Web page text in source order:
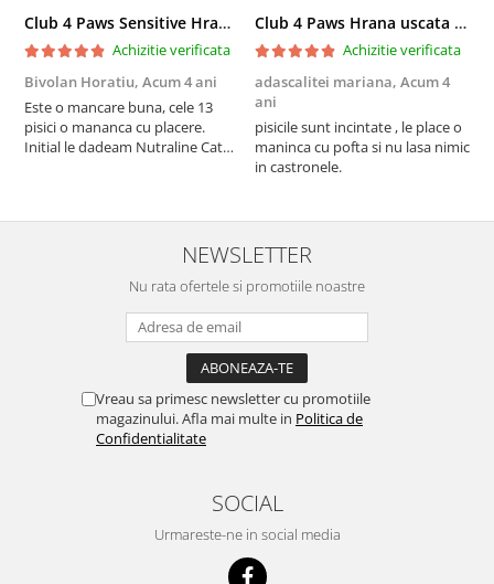
Club 4 Paws Sensitive Hrana uscata pisici adulte, 14kg
Achizitie verificata
Bivolan Horatiu, Acum 4 ani
Este o mancare buna, cele 13
pisici o mananca cu placere.
Initial le dadeam Nutraline Cat
nu o mananca cu placere. Eu
sunt multumit si voi continua cu
Club 4 Paws Hrana uscata pisici sterilizate, 2kg
Achizitie verificata
adascalitei mariana, Acum 4
ani
pisicile sunt incintate , le place o
maninca cu pofta si nu lasa nimic
in castronele.
NEWSLETTER
Nu rata ofertele si promotiile noastre
Vreau sa primesc newsletter cu promotiile
magazinului. Afla mai multe in Politica de
Confidentialitate
SOCIAL
Urmareste-ne in social media